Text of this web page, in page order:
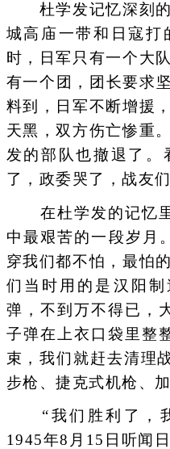
杜学发记忆深刻的
城高庙一带和日寇打
时，日军只有一个大
有一个团，团长要求
料到，日军不断增援
天黑，双方伤亡惨重
发的部队也撤退了。
了，政委哭了，战友
在杜学发的记忆里
中最艰苦的一段岁月
穿我们都不怕，最怕
们当时用的是汉阳
弹，不到万不得已，
子弹在上衣口袋里整
束，我们就赶去清理
步枪、捷克式机枪、
“我们胜利了，我
1945年8月15日听闻